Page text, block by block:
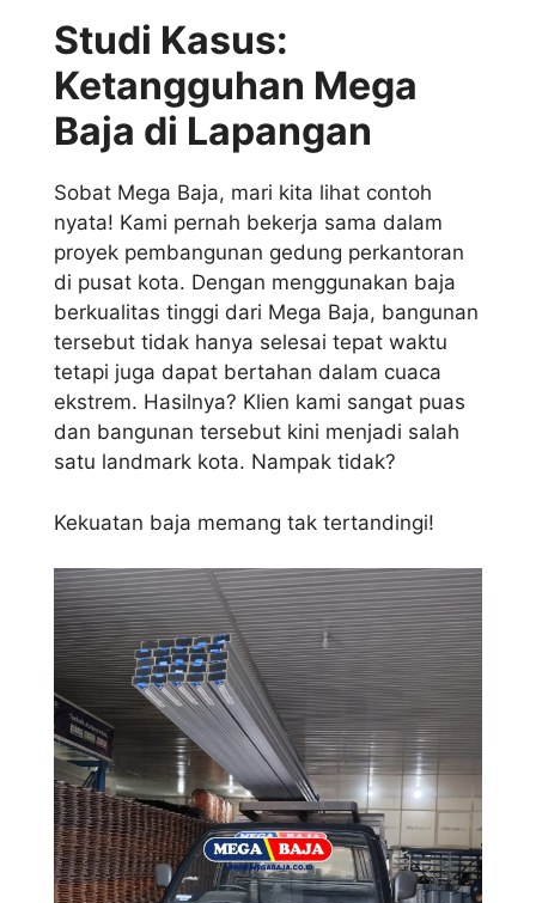
Studi Kasus:
Ketangguhan Mega
Baja di Lapangan
Sobat Mega Baja, mari kita lihat contoh
nyata! Kami pernah bekerja sama dalam
proyek pembangunan gedung perkantoran
di pusat kota. Dengan menggunakan baja
berkualitas tinggi dari Mega Baja, bangunan
tersebut tidak hanya selesai tepat waktu
tetapi juga dapat bertahan dalam cuaca
ekstrem. Hasilnya? Klien kami sangat puas
dan bangunan tersebut kini menjadi salah
satu landmark kota. Nampak tidak?
Kekuatan baja memang tak tertandingi!